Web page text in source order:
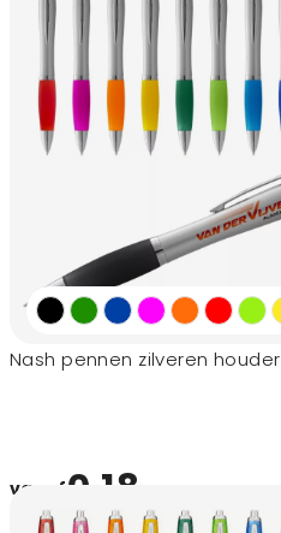
Nash pennen zilveren houder
vanaf0,18